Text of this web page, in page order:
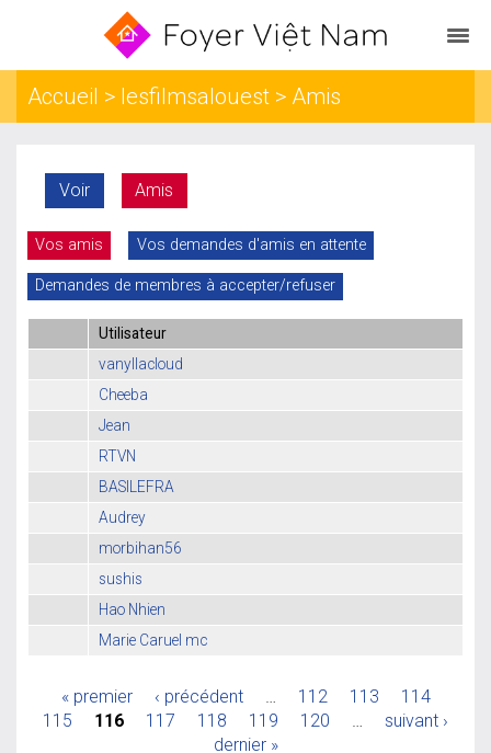
Accueil > lesfilmsalouest > Amis
Voir Amis
Vos amis Vos demandes d'amis en attente
Demandes de membres à accepter/refuser
Utilisateur
vanyllacloud
Cheeba
Jean
RTVN
BASILEFRA
Audrey
morbihan56
sushis
Hao Nhien
Marie Caruel mc
« premier ‹ précédent … 112 113
114
115
116 117 118 119 120 …
suivant ›
dernier »